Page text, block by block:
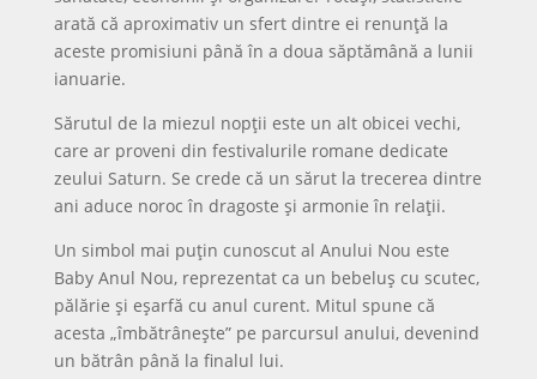
arată că aproximativ un sfert dintre ei renunță la
aceste promisiuni până în a doua săptămână a lunii
ianuarie.
Sărutul de la miezul nopții este un alt obicei vechi,
care ar proveni din festivalurile romane dedicate
zeului Saturn. Se crede că un sărut la trecerea dintre
ani aduce noroc în dragoste și armonie în relații.
Un simbol mai puțin cunoscut al Anului Nou este
Baby Anul Nou, reprezentat ca un bebeluș cu scutec,
pălărie și eșarfă cu anul curent. Mitul spune că
acesta „îmbătrânește” pe parcursul anului, devenind
un bătrân până la finalul lui.